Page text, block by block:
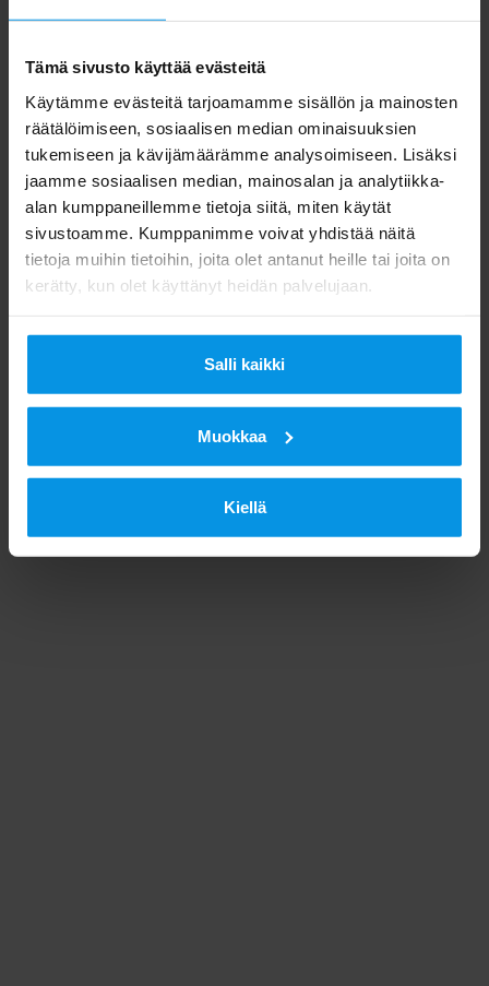
Tämä sivusto käyttää evästeitä
Käytämme evästeitä tarjoamamme sisällön ja mainosten
räätälöimiseen, sosiaalisen median ominaisuuksien
tukemiseen ja kävijämäärämme analysoimiseen. Lisäksi
jaamme sosiaalisen median, mainosalan ja analytiikka-
alan kumppaneillemme tietoja siitä, miten käytät
sivustoamme. Kumppanimme voivat yhdistää näitä
tietoja muihin tietoihin, joita olet antanut heille tai joita on
kerätty, kun olet käyttänyt heidän palvelujaan.
Salli kaikki
Muokkaa
Kiellä